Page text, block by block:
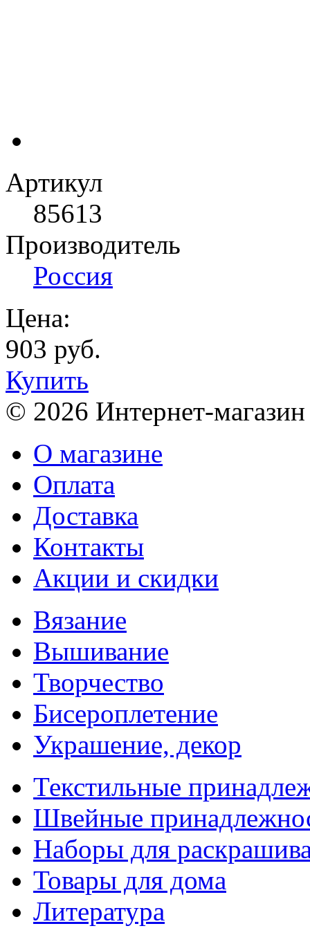
Артикул
85613
Производитель
Россия
Цена:
903 руб.
Купить
© 2026 Интернет-
О магазине
Оплата
Доставка
Контакты
Акции и скидки
Вязание
Вышивание
Творчество
Бисероплетение
Украшение, декор
Текстильные
Швейные
Наборы для
Товары для дома
Литература